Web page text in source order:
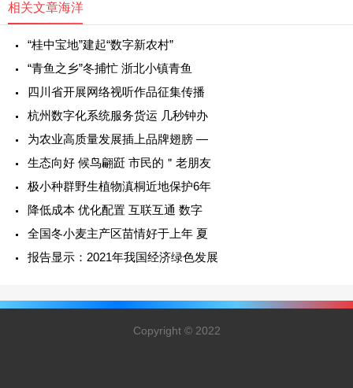
相关文章海洋
“桂中宝地”建起“数字新农村”
“青鱼之乡”冬捕忙 浙北小镇青鱼
四川省开展网络视听作品征集传播
杭州数字化系统服务货运 几秒钟办
为农业高质量发展插上品牌翅膀 —
生态向好 候鸟翩跹 市民的＂老朋友
极小种群野生植物滇桐近地保护6年
降低成本 优化配置 互联互通 数字
全国冬小麦主产区苗情好于上年 夏
报告显示：2021年我国经济绿色发展
Copyright © 2022